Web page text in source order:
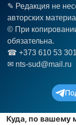
✎ Редакция не
авторских
© При
обязательна.
☎︎ +373 610 53 301
✉ nts-sud@mail.ru
Куда, по вашему